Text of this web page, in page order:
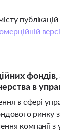
в
в сфері
ринку
компанії